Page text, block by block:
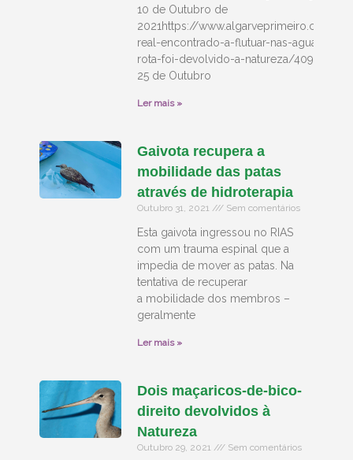
10 de Outubro de
2021https://www.algarveprimeiro.com/
real-encontrado-a-flutuar-nas-aguas-da-
rota-foi-devolvido-a-natureza/40934-1
25 de Outubro
Ler mais »
Gaivota recupera a
mobilidade das patas
através de hidroterapia
Outubro 31, 2021 Sem comentários
Esta gaivota ingressou no RIAS
com um trauma espinal que a
impedia de mover as patas. Na
tentativa de recuperar
a mobilidade dos membros –
geralmente
Ler mais »
Dois maçaricos-de-bico-
direito devolvidos à
Natureza
Outubro 29, 2021 Sem comentários